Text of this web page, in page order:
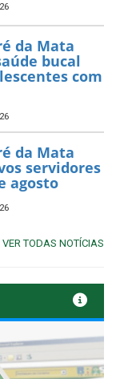
da Mata
bucal
com
da Mata
servidores
agosto
VER TODAS NOTÍCIAS